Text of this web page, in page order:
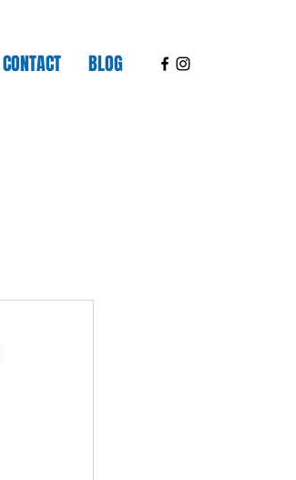
CONTACT BLOG